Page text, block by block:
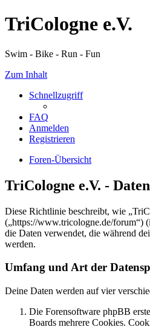
TriCologne e.V.
Swim - Bike - Run - Fun
Zum Inhalt
Schnellzugriff
FAQ
Anmelden
Registrieren
Foren-Übersicht
TriCologne e.V. -
Diese Richtlinie beschreibt, wie
(„https://www.tricologne.de/forum“)
die Daten verwendet, die während
werden.
Umfang und Art der
Deine Daten werden auf vier
Die Forensoftware phpBB
Boards mehrere Cookies.